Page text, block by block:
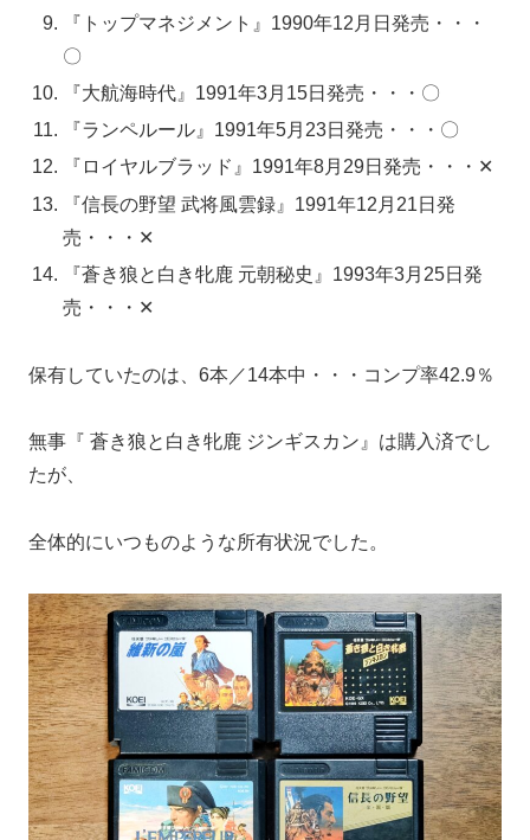
『トップマネジメント』1990年12月日発売・・・
〇
『大航海時代』1991年3月15日発売・・・〇
『ランペルール』1991年5月23日発売・・・〇
『ロイヤルブラッド』1991年8月29日発売・・・✕
『信長の野望 武将風雲録』1991年12月21日発
売・・・✕
『蒼き狼と白き牝鹿 元朝秘史』1993年3月25日発
売・・・✕
保有していたのは、6本／14本中・・・コンプ率42.9％
無事『 蒼き狼と白き牝鹿 ジンギスカン』は購入済でし
たが、
全体的にいつものような所有状況でした。